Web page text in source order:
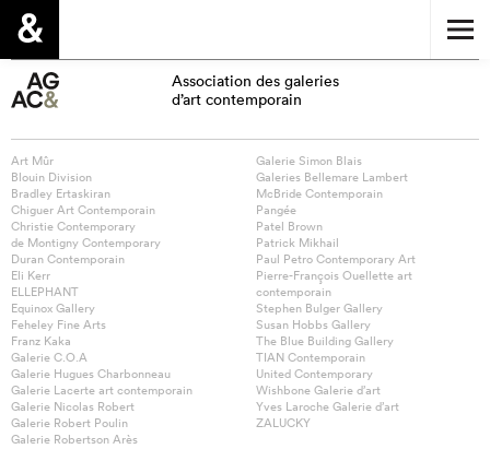
Association des galeries
d’art contemporain
Art Mûr
Blouin Division
Bradley Ertaskiran
Chiguer Art Contemporain
Christie Contemporary
de Montigny Contemporary
Duran Contemporain
Eli Kerr
ELLEPHANT
Equinox Gallery
Feheley Fine Arts
Franz Kaka
Galerie C.O.A
Galerie Hugues Charbonneau
Galerie Lacerte art contemporain
Galerie Nicolas Robert
Galerie Robert Poulin
Galerie Robertson Arès
Galerie Simon Blais
Galeries Bellemare Lambert
McBride Contemporain
Pangée
Patel Brown
Patrick Mikhail
Paul Petro Contemporary Art
Pierre-François Ouellette art
contemporain
Stephen Bulger Gallery
Susan Hobbs Gallery
The Blue Building Gallery
TIAN Contemporain
United Contemporary
Wishbone Galerie d’art
Yves Laroche Galerie d’art
ZALUCKY